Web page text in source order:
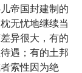
帝国封建制的
无忧地继续当
异很大，有的
遇；有的土邦
索性因为绝